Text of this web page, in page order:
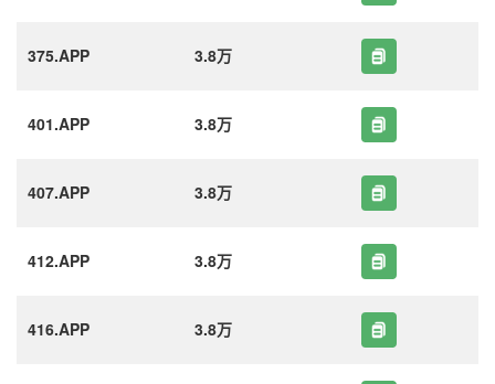
375.APP 3.8万
401.APP 3.8万
407.APP 3.8万
412.APP 3.8万
416.APP 3.8万